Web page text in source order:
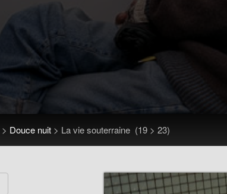
> Douce nuit > La vie souterraine (19 > 23)